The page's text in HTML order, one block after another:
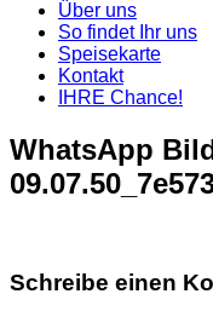
Über uns
So findet Ihr uns
Speisekarte
Kontakt
IHRE Chance!
WhatsApp
Schreibe einen